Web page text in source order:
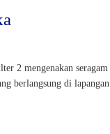
2 mengenakan seragam
berlangsung di lapangan